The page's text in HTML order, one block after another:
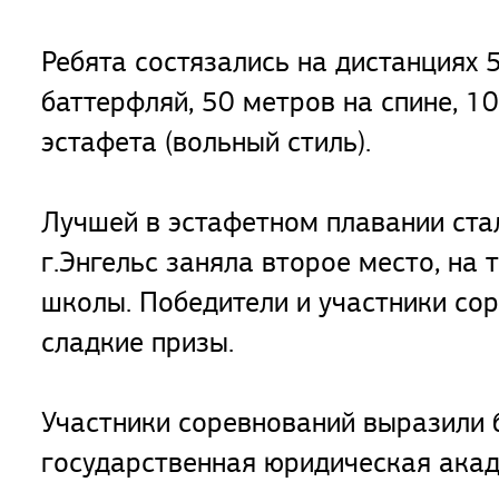
Ребята состязались на
баттерфляй, 50 метров на спине,
эстафета (вольный стиль).
Лучшей в эстафетном плавании
г.Энгельс заняла второе место,
школы. Победители и участники
сладкие призы.
Участники соревнований
государственная юридическая